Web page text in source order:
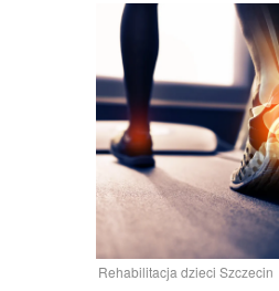
Rehabilitacja dzieci Szczecin